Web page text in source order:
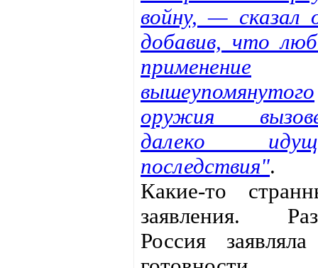
войну, — сказал
добавив, что
применение
вышеупомянутого
оружия
далеко
последствия".
Какие-то
заявления.
Россия